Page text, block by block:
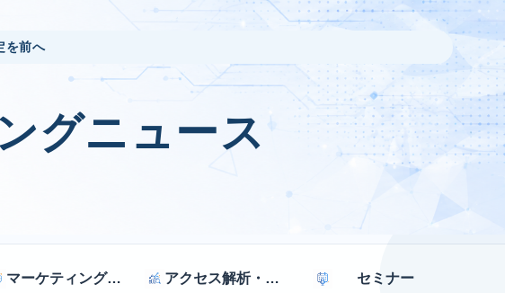
を前へ
グニュース
マーケティング戦略 アクセス解析・効果測定 セミナー